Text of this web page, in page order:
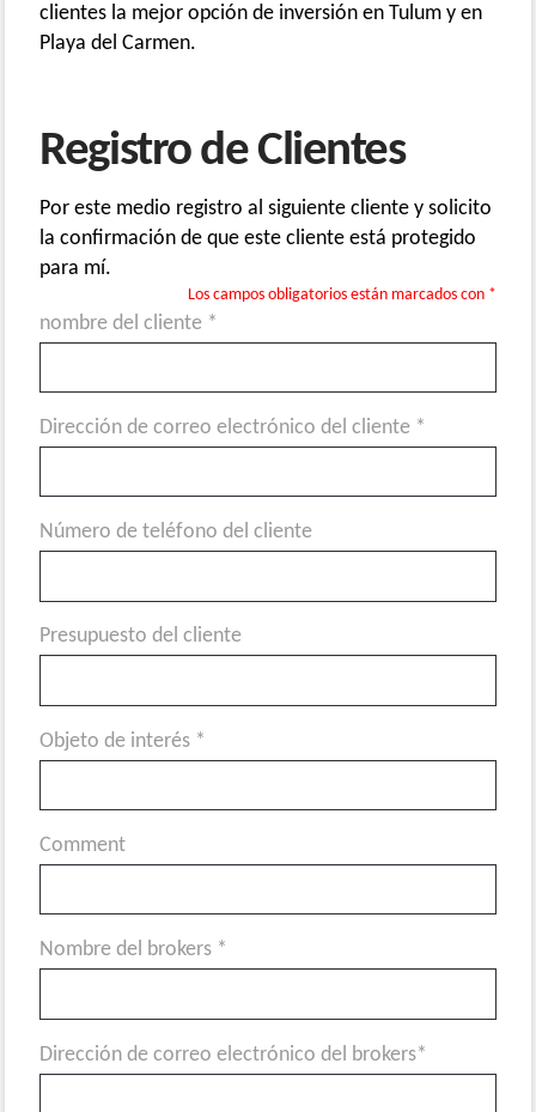
clientes la mejor opción de inversión en Tulum y en
Playa del Carmen.
Registro de Clientes
Por este medio registro al siguiente cliente y solicito
la confirmación de que este cliente está protegido
para mí.
Los campos obligatorios están marcados con *
nombre del cliente *
Dirección de correo electrónico del cliente *
Número de teléfono del cliente
Presupuesto del cliente
Objeto de interés *
Comment
Nombre del brokers *
Dirección de correo electrónico del brokers*